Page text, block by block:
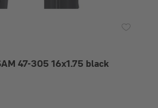
47-305 16x1.75 black